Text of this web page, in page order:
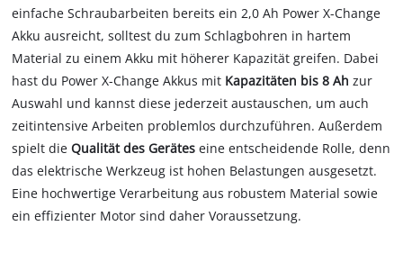
einfache Schraubarbeiten bereits ein 2,0 Ah Power X-Change
Akku ausreicht, solltest du zum Schlagbohren in hartem
Material zu einem Akku mit höherer Kapazität greifen. Dabei
hast du Power X-Change Akkus mit Kapazitäten bis 8 Ah zur
Auswahl und kannst diese jederzeit austauschen, um auch
zeitintensive Arbeiten problemlos durchzuführen. Außerdem
spielt dieQualität des Gerätes eine entscheidende Rolle, denn
das elektrische Werkzeug ist hohen Belastungen ausgesetzt.
Eine hochwertige Verarbeitung aus robustem Material sowie
ein effizienter Motor sind daher Voraussetzung.